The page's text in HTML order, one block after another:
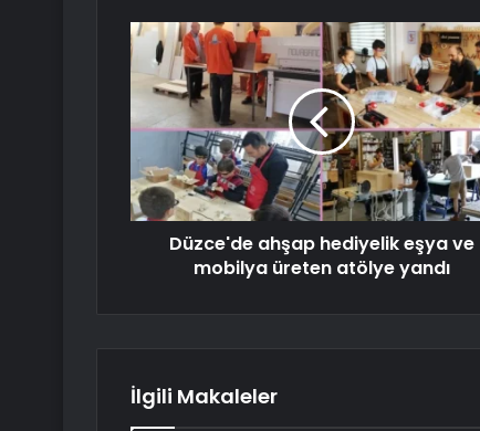
Düzce'de ahşap hediyelik eşya ve
mobilya üreten atölye yandı
İlgili Makaleler